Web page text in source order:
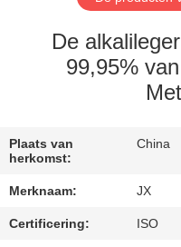
CONTACTEER
VERZOEK
De
99,95%
Plaats van
herkomst:
China
Merknaam: JX
Certificering: ISO